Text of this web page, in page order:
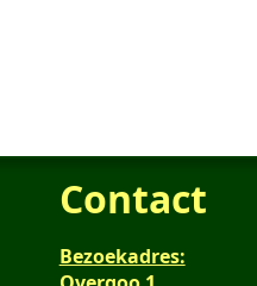
Contact
Bezoekadres: